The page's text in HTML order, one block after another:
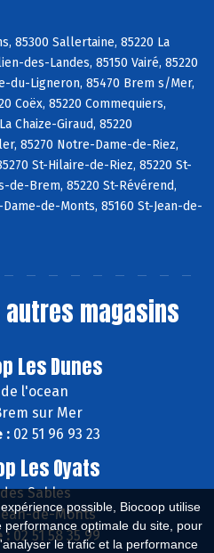
possible, Biocoop utilise
optimale du site, pour
le trafic et la performance
85300 Sallertaine, 85220 La
des-Landes, 85150 Vairé, 85220
du-Ligneron, 85470 Brem s/Mer,
Coëx, 85220 Commequiers,
Chaize-Giraud, 85220
85270 Notre-Dame-de-Riez,
St-Hilaire-de-Riez, 85220 St-
de-Brem, 85220 St-Révérend,
de-Monts, 85160 St-Jean-de-
autres magasins
Les Dunes
l'ocean
sur Mer
:02 51 96 93 23
Les Oyats
Sables
de-Monts
:02 51 58 35 99